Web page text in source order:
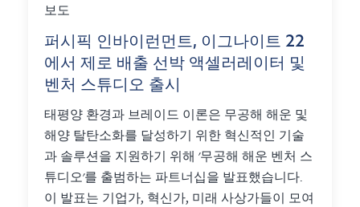
보도
퍼시픽 인바이런먼트, 이그나이트 22
에서 제로 배출 선박 액셀러레이터 및
벤처 스튜디오 출시
태평양 환경과 브레이드 이론은 무공해 해운 및
해양 탈탄소화를 달성하기 위한 혁신적인 기술
과 솔루션을 지원하기 위해 '무공해 해운 벤처 스
튜디오'를 출범하는 파트너십을 발표했습니다.
이 발표는 기업가, 혁신가, 미래 사상가들이 모여